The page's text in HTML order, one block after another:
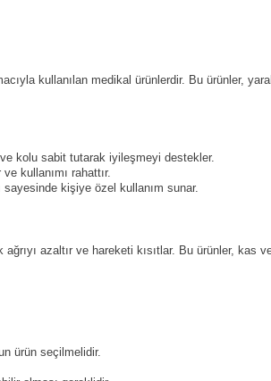
kullanılan medikal ürünlerdir. Bu ürünler,
kolu sabit tutarak iyileşmeyi destekler.
kullanımı rahattır.
kişiye özel kullanım sunar.
azaltır ve hareketi kısıtlar. Bu ürünler, kas
ürün seçilmelidir.